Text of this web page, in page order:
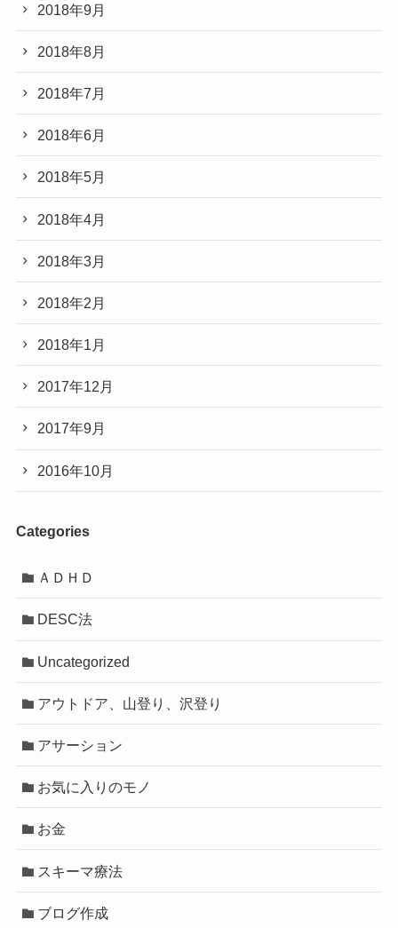
2018年9月
2018年8月
2018年7月
2018年6月
2018年5月
2018年4月
2018年3月
2018年2月
2018年1月
2017年12月
2017年9月
2016年10月
Categories
ＡＤＨＤ
DESC法
Uncategorized
アウトドア、山登り、沢登り
アサーション
お気に入りのモノ
お金
スキーマ療法
ブログ作成